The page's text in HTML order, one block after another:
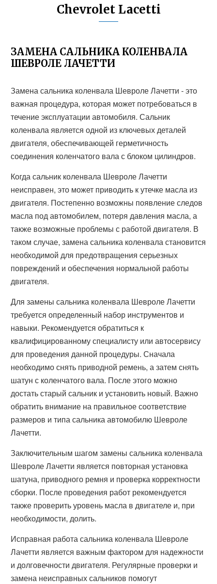
Chevrolet Lacetti
ЗАМЕНА САЛЬНИКА КОЛЕНВАЛА
ШЕВРОЛЕ ЛАЧЕТТИ
Замена сальника коленвала Шевроле Лачетти - это
важная процедура, которая может потребоваться в
течение эксплуатации автомобиля. Сальник
коленвала является одной из ключевых деталей
двигателя, обеспечивающей герметичность
соединения коленчатого вала с блоком цилиндров.
Когда сальник коленвала Шевроле Лачетти
неисправен, это может приводить к утечке масла из
двигателя. Постепенно возможны появление следов
масла под автомобилем, потеря давления масла, а
также возможные проблемы с работой двигателя. В
таком случае, замена сальника коленвала становится
необходимой для предотвращения серьезных
повреждений и обеспечения нормальной работы
двигателя.
Для замены сальника коленвала Шевроле Лачетти
требуется определенный набор инструментов и
навыки. Рекомендуется обратиться к
квалифицированному специалисту или автосервису
для проведения данной процедуры. Сначала
необходимо снять приводной ремень, а затем снять
шатун с коленчатого вала. После этого можно
достать старый сальник и установить новый. Важно
обратить внимание на правильное соответствие
размеров и типа сальника автомобилю Шевроле
Лачетти.
Заключительным шагом замены сальника коленвала
Шевроле Лачетти является повторная установка
шатуна, приводного ремня и проверка корректности
сборки. После проведения работ рекомендуется
также проверить уровень масла в двигателе и, при
необходимости, долить.
Исправная работа сальника коленвала Шевроле
Лачетти является важным фактором для надежности
и долговечности двигателя. Регулярные проверки и
замена неисправных сальников помогут